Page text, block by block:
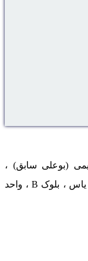
(بوعلی سابق) ،
نرسیده به چهار راه اسدی ، پلاک ۲ ساختمان یاس ، بلوک B ، واحد